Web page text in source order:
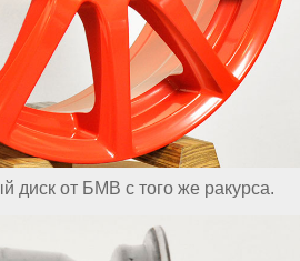
диск от БМВ с того же ракурса.